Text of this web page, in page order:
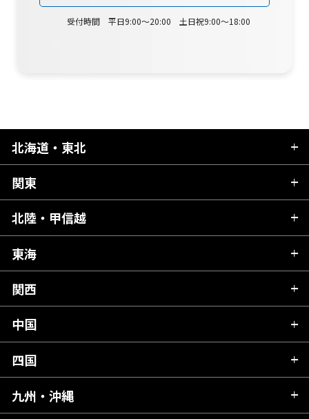
受付時間 平日9:00～20:00 土日祝9:00～18:00
北海道・東北
北海道
青森県
秋田県
岩手県
宮城県
福島県
関東
茨城県
栃木県
群馬県
埼玉県
千葉県
東京都
神奈川県
北陸・甲信越
新潟県
富山県
石川県
山梨県
長野県
東海
岐阜県
静岡県
愛知県
関西
滋賀県
京都府
大阪府
中国
広島県
岡山県
四国
愛媛県
九州・沖縄